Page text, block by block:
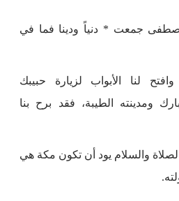
جمعت * دنياً ودينا فما في
لنا الأبواب لزيارة حبيبك
ومدينته الطيبة، فقد برح بنا
والسلام يود أن تكون مكة هي